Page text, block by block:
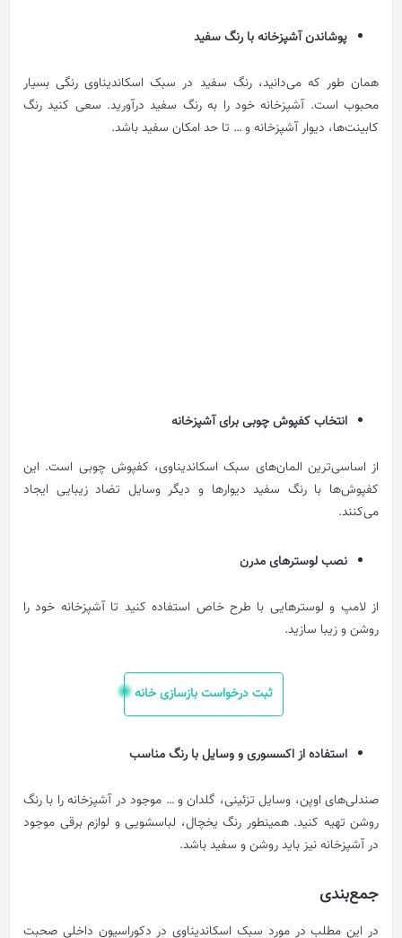
پوشاندن آشپزخانه با رنگ سفید
همان طور که می‌دانید، رنگ سفید در سبک اسکاندیناوی رنگی بسیار
محبوب است. آشپزخانه خود را به رنگ سفید درآورید. سعی کنید رنگ
کابینت‌ها، دیوار آشپزخانه و … تا حد امکان سفید باشد.
انتخاب کفپوش چوبی برای آشپزخانه
از اساسی‌ترین المان‌های سبک اسکاندیناوی، کفپوش چوبی است. این
کفپوش‌ها با رنگ سفید دیوارها و دیگر وسایل تضاد زیبایی ایجاد
می‌کنند.
نصب لوسترهای مدرن
از لامپ و لوسترهایی با طرح خاص استفاده کنید تا آشپزخانه خود را
روشن و زیبا سازید.
ثبت درخواست بازسازی خانه
استفاده از اکسسوری و وسایل با رنگ مناسب
صندلی‌های اوپن، وسایل تزئینی، گلدان و … موجود در آشپزخانه را با رنگ
روشن تهیه کنید. همینطور رنگ یخچال، لباسشویی و لوازم برقی موجود
در آشپزخانه نیز باید روشن و سفید باشد.
جمع‌بندی
در این مطلب در مورد سبک اسکاندیناوی در دکوراسیون داخلی صحبت